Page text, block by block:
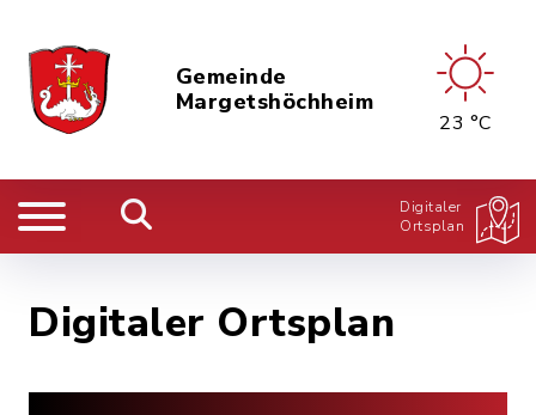
Gemeinde
Margetshöchheim
23 °C
Digitaler
Ortsplan
Digitaler Ortsplan